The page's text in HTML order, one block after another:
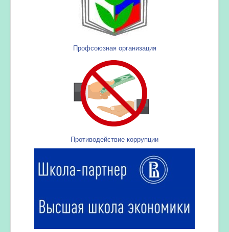
Профсоюзная организация
Противодействие коррупции